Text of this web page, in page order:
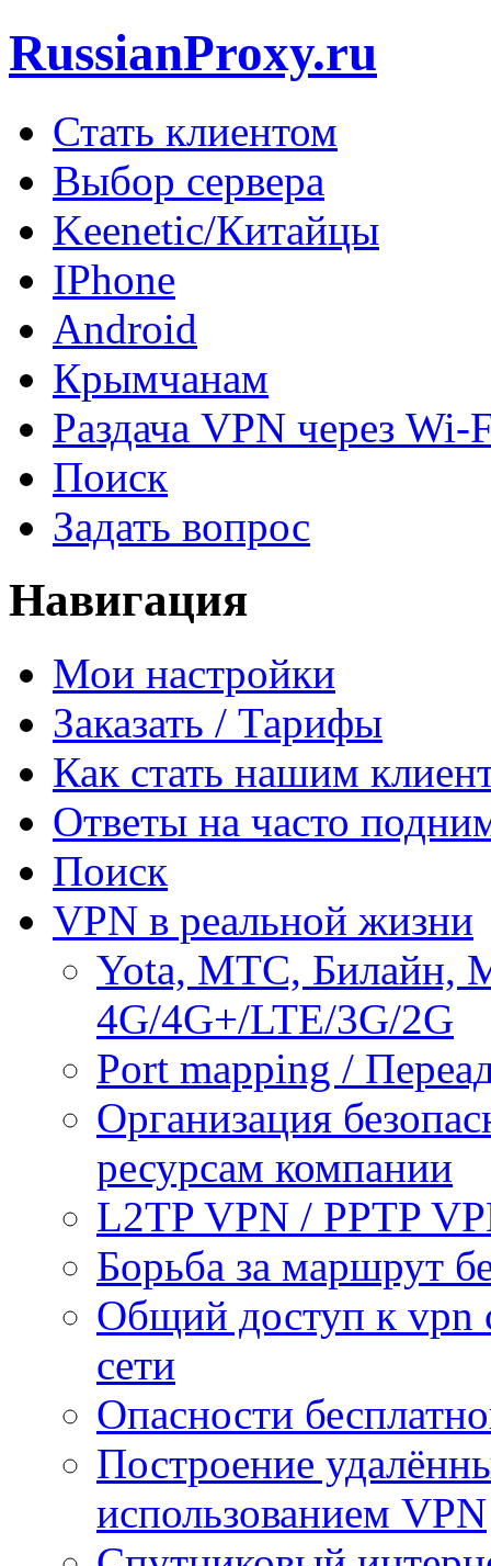
RussianProxy.ru
Стать клиентом
Выбор сервера
Keenetic/Китайцы
IPhone
Android
Крымчанам
Раздача VPN через Wi-
Поиск
Задать вопрос
Навигация
Мои настройки
Заказать / Тарифы
Как стать нашим
Ответы на часто
Поиск
VPN в реальной жизни
Yota, МТС, Билайн,
4G/4G+/LTE/3G/2G
Port mapping /
Организация
ресурсам компании
L2TP VPN / PPTP
Борьба за маршрут
Общий доступ к vpn
сети
Опасности
Построение
использованием VPN